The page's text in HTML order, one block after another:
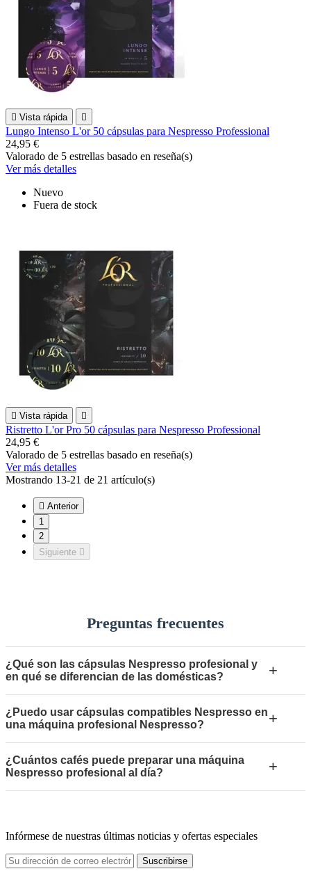
 Vista rápida 
Lungo Intenso L'or 50 cápsulas para Nespresso Professional
24,95 €
Valorado de 5 estrellas basado en reseña(s)
Ver más detalles
Nuevo
Fuera de stock
 Vista rápida 
Ristretto L'or Pro 50 cápsulas para Nespresso Professional
24,95 €
Valorado de 5 estrellas basado en reseña(s)
Ver más detalles
Mostrando 13-21 de 21 artículo(s)
 Anterior
1
2
Siguiente 
Preguntas frecuentes
¿Qué son las cápsulas Nespresso profesional y
en qué se diferencian de las domésticas?
+
¿Puedo usar cápsulas compatibles Nespresso en
una máquina profesional Nespresso?
+
¿Cuántos cafés puede preparar una máquina
Nespresso profesional al día?
+
Infórmese de nuestras últimas noticias y ofertas especiales